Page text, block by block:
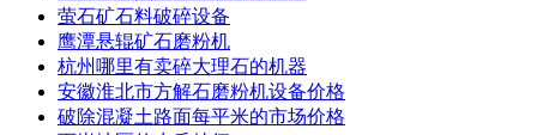
萤石矿石料破碎设备
鹰潭悬辊矿石磨粉机
杭州哪里有卖碎大理石的机器
安徽淮北市方解石磨粉机设备价格
破除混凝土路面每平米的市场价格